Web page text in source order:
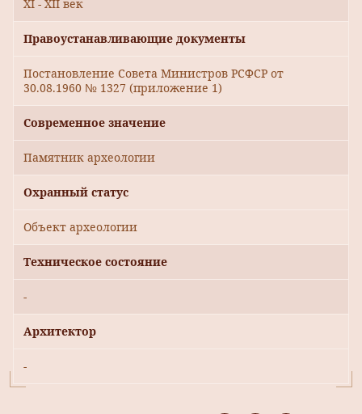
XI - XII век
Правоустанавливающие документы
Постановление Совета Министров РСФСР от
30.08.1960 № 1327 (приложение 1)
Современное значение
Памятник археологии
Охранный статус
Объект археологии
Техническое состояние
-
Архитектор
-